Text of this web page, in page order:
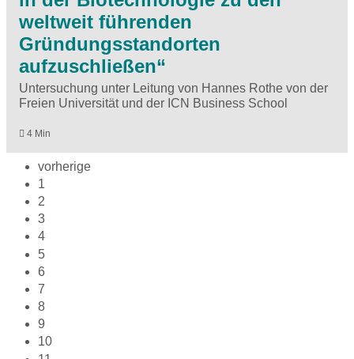
weltweit führenden
Gründungsstandorten
aufzuschließen“
Untersuchung unter Leitung von Hannes Rothe von der
Freien Universität und der ICN Business School
4 Min
vorherige
1
2
3
4
5
6
7
8
9
10